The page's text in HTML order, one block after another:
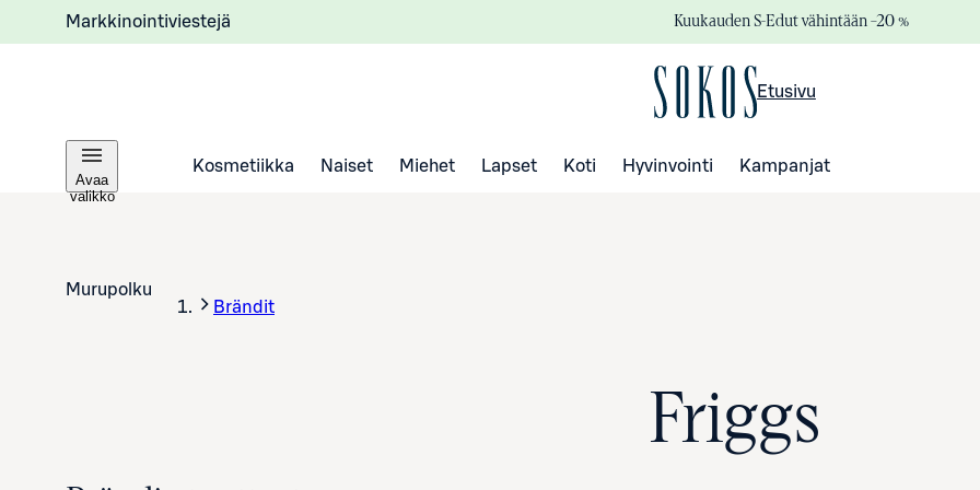
Markkinointiviestejä Kuukauden S-Edut vähintään –20 %
Etusivu
Avaa
valikko
Kosmetiikka Naiset Miehet Lapset Koti Hyvinvointi Kampanjat
Murupolku
Brändit
Friggs